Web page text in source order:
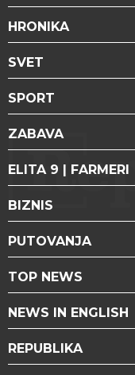
HRONIKA
SVET
SPORT
ZABAVA
ELITA 9 | FARMERI
BIZNIS
PUTOVANJA
TOP NEWS
NEWS IN ENGLISH
REPUBLIKA